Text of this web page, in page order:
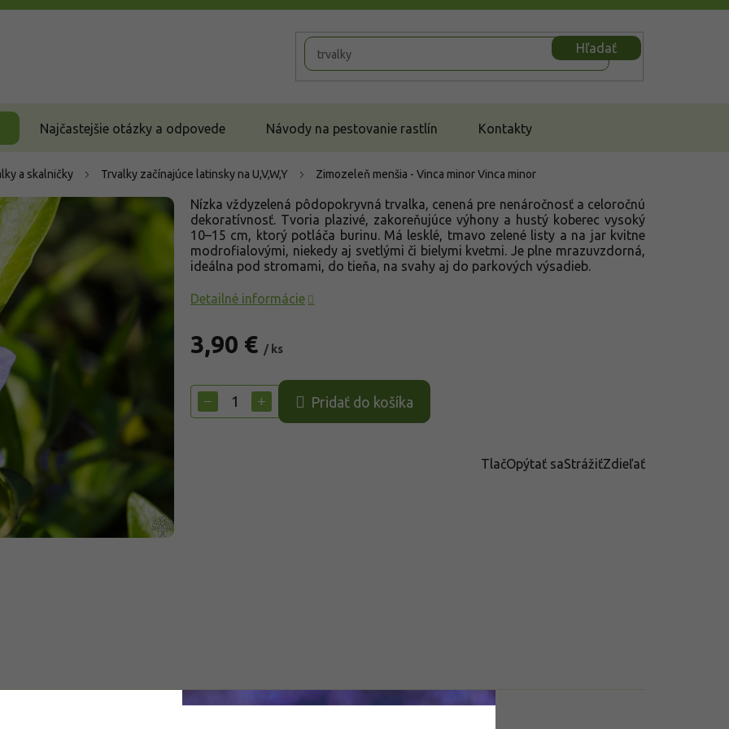
Hľadať
Najčastejšie otázky a odpovede Návody na pestovanie rastlín Kontakty
a skalničky Trvalky začínajúce latinsky na U,V,W,Y Zimozeleň menšia - Vinca minorVinca minor
3,90 € / ks
cena:
+
− Pridať do košíka
Nízka vždyzelená pôdopokryvná trvalka, cenená pre nenáročnosť a celoročnú
dekoratívnosť. Tvoria plazivé, zakoreňujúce výhony a hustý koberec vysoký
10–15 cm, ktorý potláča burinu. Má lesklé, tmavo zelené listy a na jar kvitne
modrofialovými, niekedy aj svetlými či bielymi kvetmi. Je plne mrazuvzdorná,
ideálna pod stromami, do tieňa, na svahy aj do parkových výsadieb.
Detailné informácie
TlačOpýtať saStrážiťZdieľať